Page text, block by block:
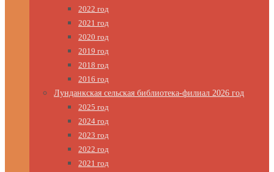
2022 год
2021 год
2020 год
2019 год
2018 год
2016 год
Лунданкская сельская библиотека-филиал 2026 год
2025 год
2024 год
2023 год
2022 год
2021 год